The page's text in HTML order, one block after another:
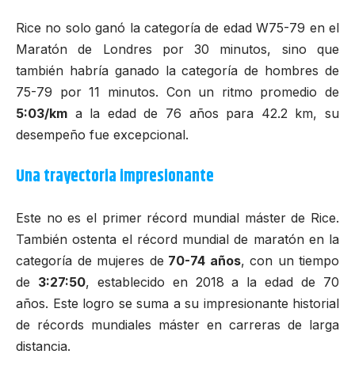
Rice no solo ganó la categoría de edad W75-79 en el
Maratón de Londres por 30 minutos, sino que
también habría ganado la categoría de hombres de
75-79 por 11 minutos. Con un ritmo promedio de
5:03/km a la edad de 76 años para 42.2 km, su
desempeño fue excepcional.
Una trayectoria impresionante
Este no es el primer récord mundial máster de Rice.
También ostenta el récord mundial de maratón en la
categoría de mujeres de 70-74 años, con un tiempo
de 3:27:50, establecido en 2018 a la edad de 70
años. Este logro se suma a su impresionante historial
de récords mundiales máster en carreras de larga
distancia.